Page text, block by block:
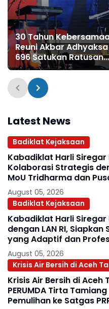
30 Tahun
Reuni Akbar Adhyaksa
696 Satukan Ratusan
Alumni dari Seluruh
Indonesia
Latest News
Badiklat Kejaksaan
Kabadiklat Harli Siregar
Kolaborasi Strategis
MoU Tridharma dan
Kejaksaan
August 05, 2026
Badiklat Kejaksaan
Kabadiklat Harli Siregar
dengan LAN RI, Siapkan
yang Adaptif dan
August 05, 2026
Krisis Air Bersih di Aceh
Krisis Air Bersih di Aceh
PERUMDA Tirta
Pemulihan ke Satgas